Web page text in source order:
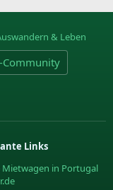
Community
Links
Mietwagen in Portugal